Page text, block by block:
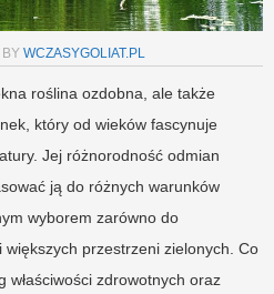
BY WCZASYGOLIAT.PL
roślina ozdobna, ale także
który od wieków fascynuje
Jej różnorodność odmian
ją do różnych warunków
wyborem zarówno do
przestrzeni zielonych. Co
właściwości zdrowotnych oraz